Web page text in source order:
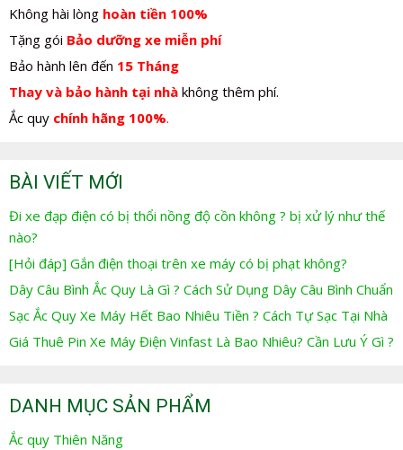
Không hài lòng hoàn tiền 100%
Tặng gói Bảo dưỡng xe miễn phí
Bảo hành lên đến 15 Tháng
Thay và bảo hành tại nhà không thêm phí.
Ắc quy chính hãng 100%.
BÀI VIẾT MỚI
Đi xe đạp điện có bị thổi nồng độ cồn không ? bị xử lý như thế
nào?
[Hỏi đáp] Gắn điện thoại trên xe máy có bị phạt không?
Dây Câu Bình Ắc Quy Là Gì ? Cách Sử Dụng Dây Câu Bình Chuẩn
Sạc Ắc Quy Xe Máy Hết Bao Nhiêu Tiền ? Cách Tự Sạc Tại Nhà
Giá Thuê Pin Xe Máy Điện Vinfast Là Bao Nhiêu? Cần Lưu Ý Gì ?
DANH MỤC SẢN PHẨM
Ắc quy Thiên Năng